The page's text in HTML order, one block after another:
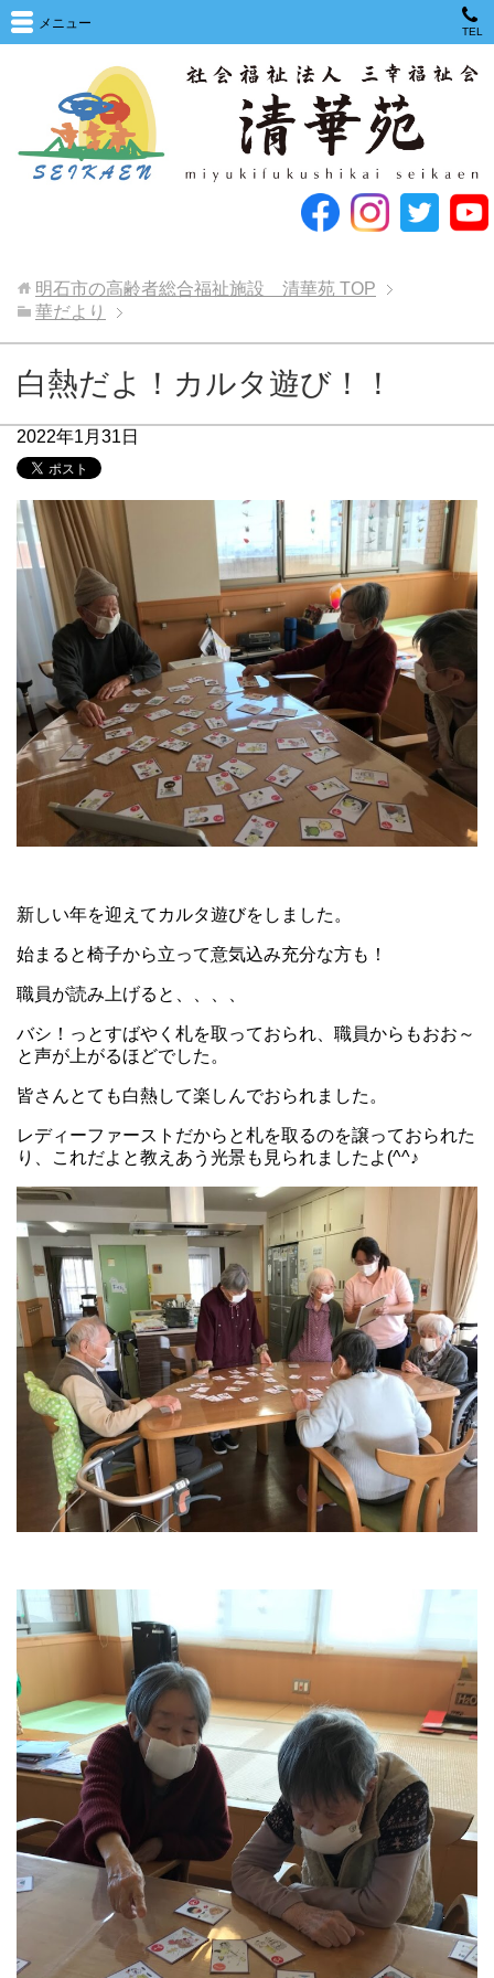
メニュー
TEL
明石市の高齢者総合福祉施設 清華苑 TOP
華だより
白熱だよ！カルタ遊び！！
2022年1月31日
新しい年を迎えてカルタ遊びをしました。
始まると椅子から立って意気込み充分な方も！
職員が読み上げると、、、、
バシ！っとすばやく札を取っておられ、職員からもおお～
と声が上がるほどでした。
皆さんとても白熱して楽しんでおられました。
レディーファーストだからと札を取るのを譲っておられた
り、これだよと教えあう光景も見られましたよ(^^♪